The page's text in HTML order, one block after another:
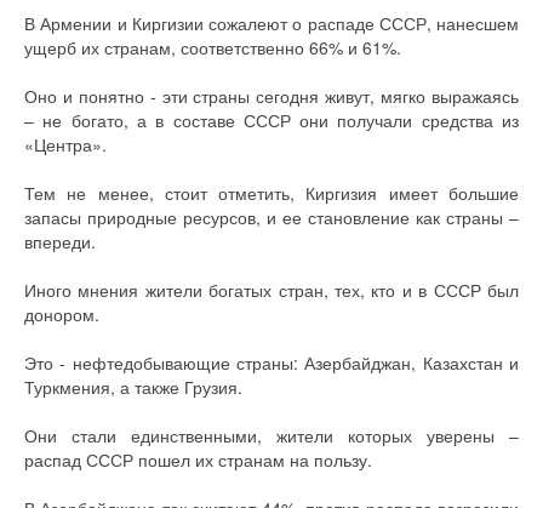
В Армении и Киргизии сожалеют о распаде СССР, нанесшем
ущерб их странам, соответственно 66% и 61%.
Оно и понятно - эти страны сегодня живут, мягко выражаясь
– не богато, а в составе СССР они получали средства из
«Центра».
Тем не менее, стоит отметить, Киргизия имеет большие
запасы природные ресурсов, и ее становление как страны –
впереди.
Иного мнения жители богатых стран, тех, кто и в СССР был
донором.
Это - нефтедобывающие страны: Азербайджан, Казахстан и
Туркмения, а также Грузия.
Они стали единственными, жители которых уверены –
распад СССР пошел их странам на пользу.